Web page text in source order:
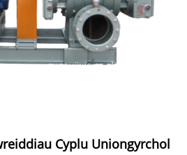
Cyplu Uniongyrchol